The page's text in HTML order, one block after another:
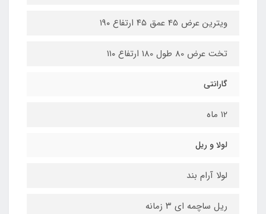
ویترین عرض 45 عمق ۴۵ ارتفاع ۱۹۰
تخت عرض 80 طول 180 ارتفاع ۱۱۰
گارانتی
۱۲ ماه
لولا و ریل
لولا آرام بند
ریل ساچمه ای ۳ زمانه